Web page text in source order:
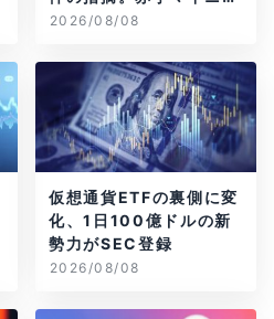
グ企業はAIに賭ける
2026/08/08
仮想通貨ETFの裏側に変
化、1日100億ドルの新
勢力がSEC登録
2026/08/08